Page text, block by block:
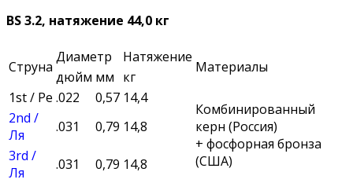
ВS 3.2, натяжение 44,0 кг
Струна
Диаметр Натяжение
Материалы
дюйм мм кг
1st / Ре .022 0,57 14,4
Комбинированный
керн (Россия)
+ фосфорная бронза
(США)
2nd /
Ля
.031 0,79 14,8
3rd /
Ля
.031 0,79 14,8